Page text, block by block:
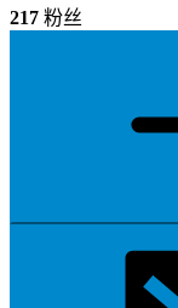
217 粉丝